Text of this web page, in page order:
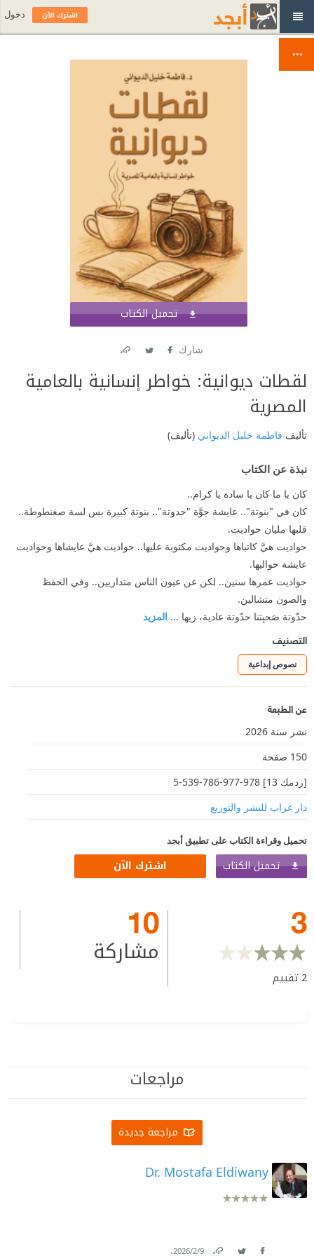
تحميل الكتاب
شارك
لقطات ديوانية: خواطر إنسانية بالعامية
المصرية
تأليف فاطمة خليل الديواني (تأليف)
نبذة عن الكتاب
كان يا ما كان يا سادة يا كرام..
كان في "بنوتة".. عايشة جوَّة "حدوتة".. بنوتة كبيرة بس لسة صغنطوطة..
قلبها مليان حواديت.
حواديت هيَّ كاتباها وحواديت مكتوبة عليها.. حواديت هيَّ عايشاها وحواديت
عايشة حواليها.
حواديت عمرها سنين.. لكن عن عيون الناس متداريين.. وفي الحفظ
والصون متشالين.
حدّوتة صَحبِتنا حدّوتة عادية، زيها ... المزيد
التصنيف
نصوص إبداعية
عن الطبعة
نشر سنة 2026
150 صفحة
[ردمك 13] 978-977-786-539-5
دار غراب للنشر والتوزيع
تحميل وقراءة الكتاب على تطبيق أبجد
تحميل الكتاب اشترك الآن
3
2 تقييم
10
مشاركة
مراجعات
مراجعة جديدة
Dr. Mostafa Eldiwany
9‏/2‏/2026
.
اشترك الآن دخول